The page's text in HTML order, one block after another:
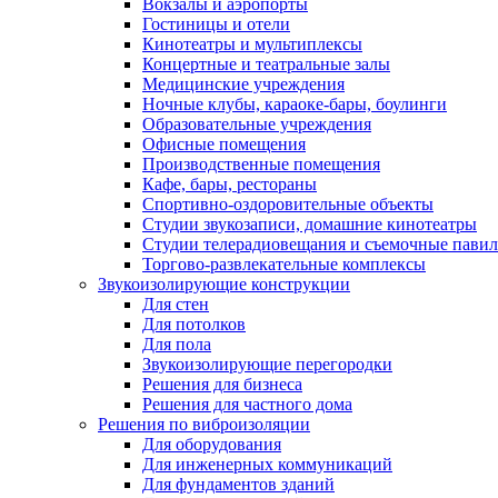
Вокзалы и аэропорты
Гостиницы и отели
Кинотеатры и мультиплексы
Концертные и театральные залы
Медицинские учреждения
Ночные клубы, караоке-бары, боулинги
Образовательные учреждения
Офисные помещения
Производственные помещения
Кафе, бары, рестораны
Спортивно-оздоровительные объекты
Студии звукозаписи, домашние кинотеатры
Студии телерадиовещания и съемочные
Торгово-развлекательные комплексы
Звукоизолирующие конструкции
Для стен
Для потолков
Для пола
Звукоизолирующие перегородки
Решения для бизнеса
Решения для частного дома
Решения по виброизоляции
Для оборудования
Для инженерных коммуникаций
Для фундаментов зданий